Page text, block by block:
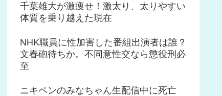
千葉雄大が激痩せ！激太り、太りやすい
体質を乗り越えた現在
NHK職員に性加害した番組出演者は誰？
文春砲待ちか。不同意性交なら懲役刑必
至
ニキペンのみなちゃん生配信中に死亡